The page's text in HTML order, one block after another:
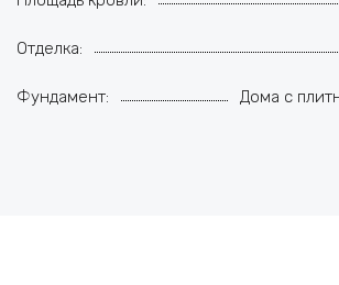
Отделка:
Фундамент: Дома с